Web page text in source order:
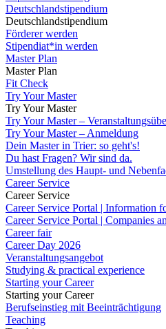
Deutschlandstipendium
Deutschlandstipendium
Förderer werden
Stipendiat*in werden
Master Plan
Master Plan
Fit Check
Try Your Master
Try Your Master
Try Your Master –
Try Your Master – Anmeldung
Dein Master in Trier: so geht's!
Du hast Fragen? Wir sind da.
Umstellung des Haupt- und
Career Service
Career Service
Career Service Portal | Information
Career Service Portal | Companies
Career fair
Career Day 2026
Veranstaltungsangebot
Studying & practical experience
Starting your Career
Starting your Career
Berufseinstieg mit Beeinträchtigung
Teaching